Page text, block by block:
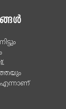
എന്നാണ്